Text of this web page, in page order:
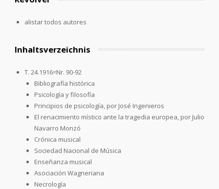
alistar todos autores
Inhaltsverzeichnis
T. 24.1916=Nr. 90-92
Bibliografía histórica
Psicología y filosofía
Principios de psicología, por José Ingenieros
El renacimiento místico ante la tragedia europea, por Julio
Navarro Monzó
Crónica musical
Sociedad Nacional de Música
Enseñanza musical
Asociación Wagneriana
Necrología